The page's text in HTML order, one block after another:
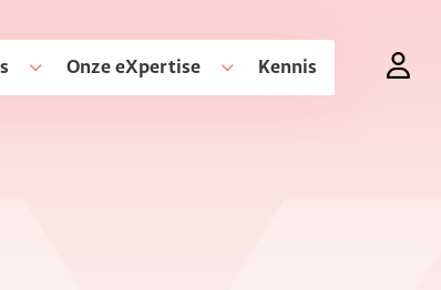
Onze eXpertise Kennis